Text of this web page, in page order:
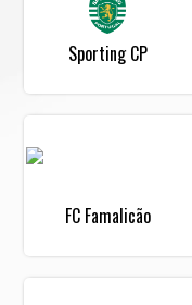
Sporting CP
FC Famalicão